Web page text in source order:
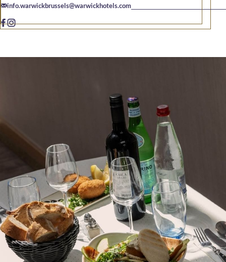
info.warwickbrussels@warwickhotels.com